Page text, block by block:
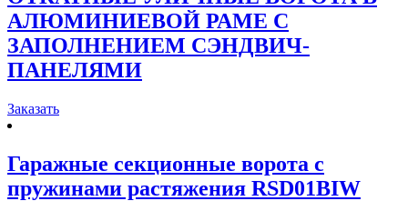
АЛЮМИНИЕВОЙ РАМЕ С
ЗАПОЛНЕНИЕМ СЭНДВИЧ-
ПАНЕЛЯМИ
Заказать
Гаражные секционные ворота с
пружинами растяжения RSD01BIW